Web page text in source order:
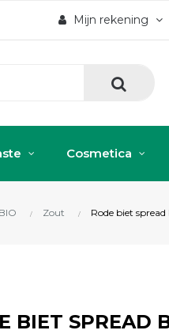
Mijn rekening
Cosmetica
BIO Zout Rode biet
BIET SPREAD